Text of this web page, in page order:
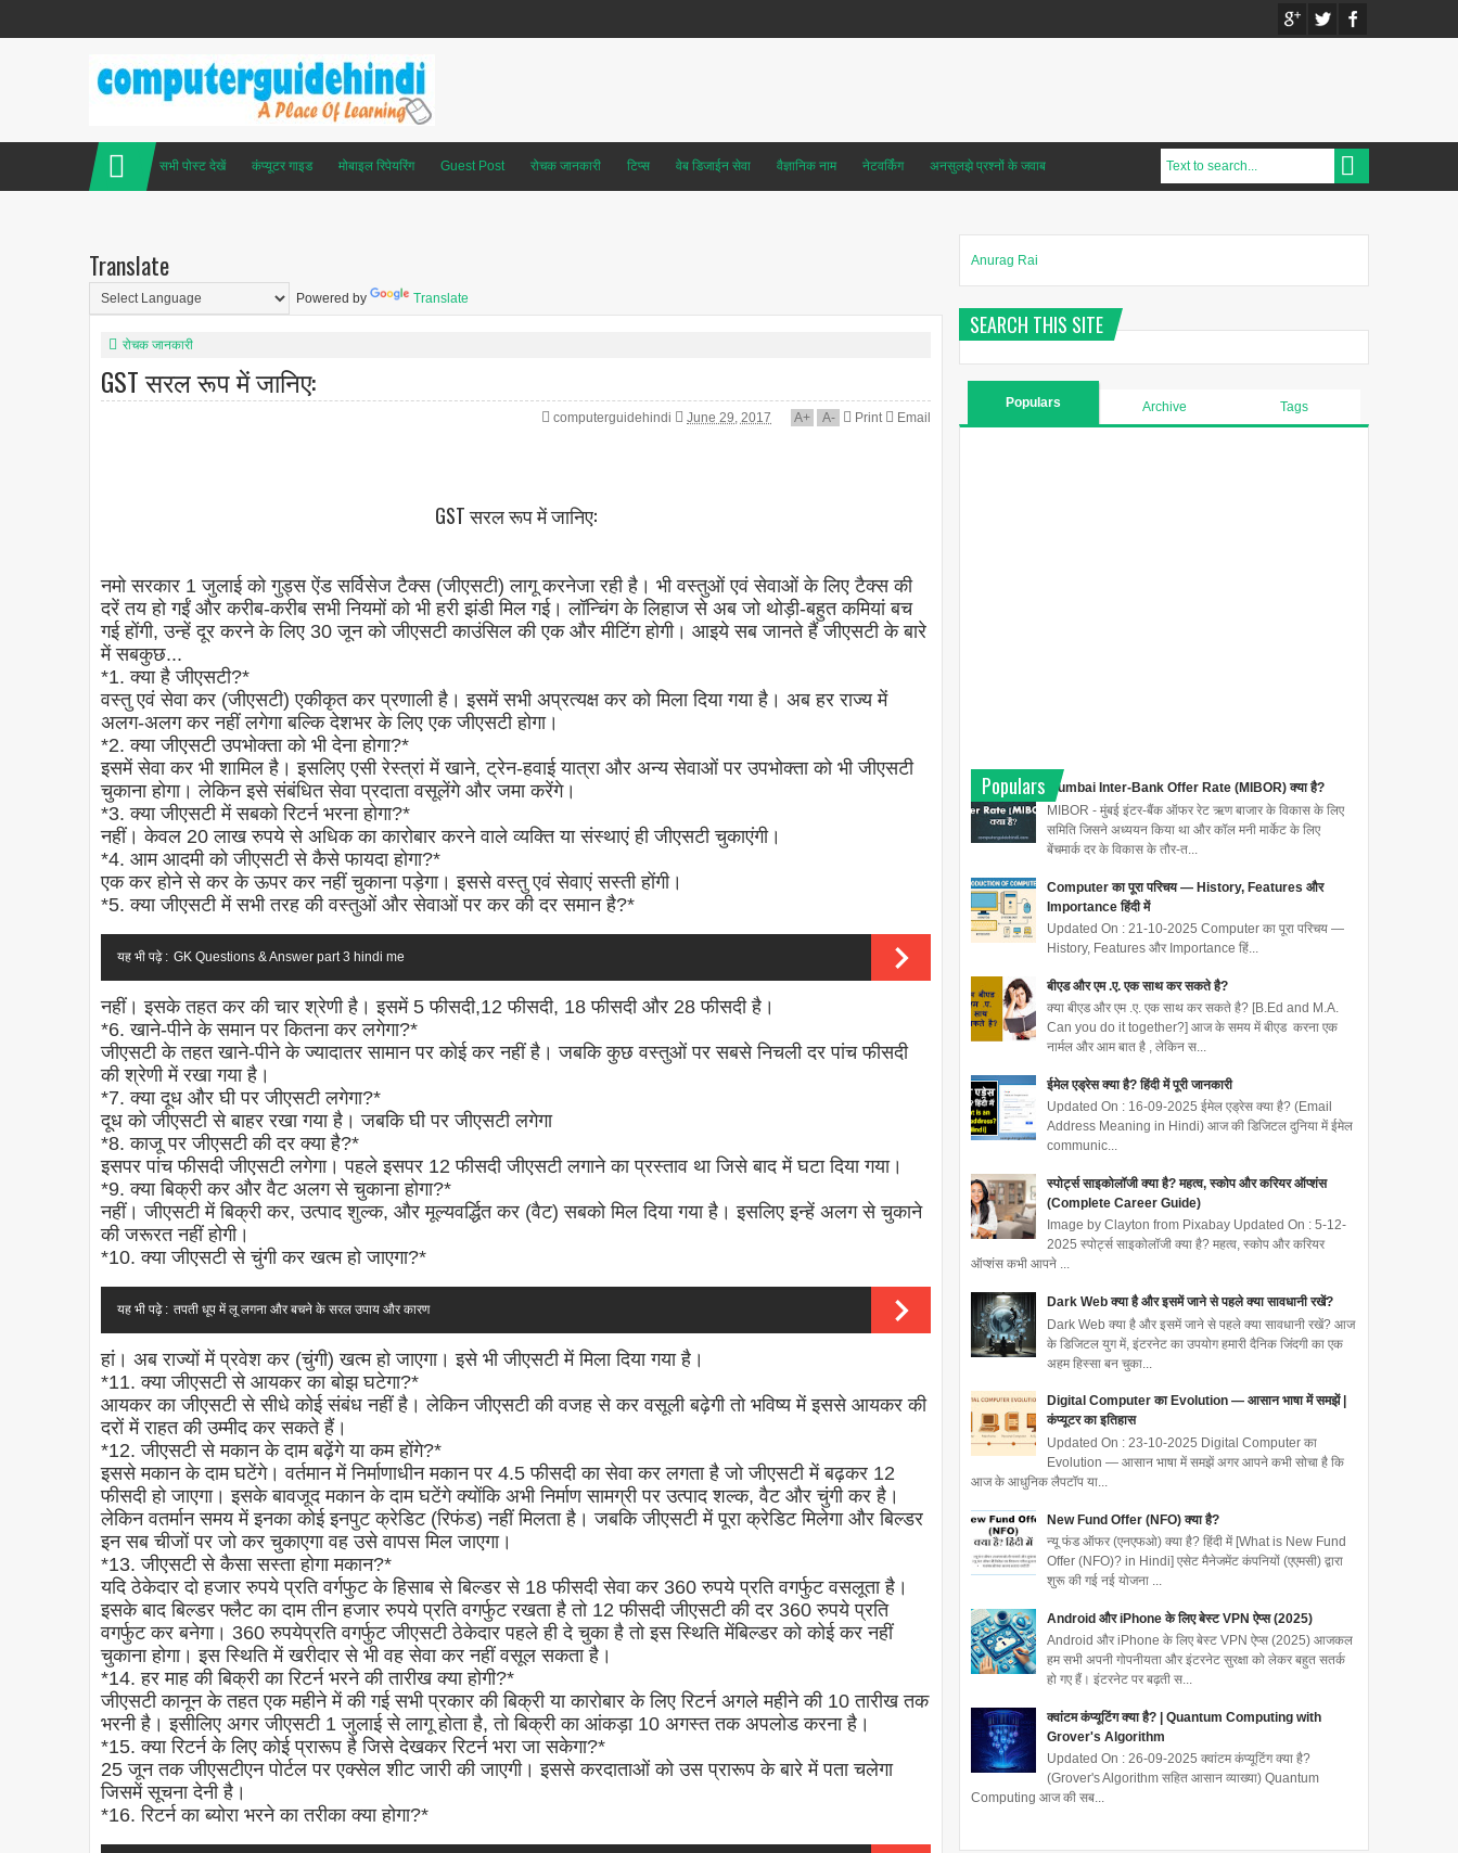
सभी पोस्ट देखें कंप्यूटर गाइड मोबाइल रिपेयरिंग Guest Post रोचक जानकारी टिप्स वेब डिजाईन सेवा वैज्ञानिक नाम नेटवर्किंग अनसुलझे प्रश्नों के जवाब
Translate
Powered by Translate
रोचक जानकारी
GST सरल रूप में जानिए:
computerguidehindi June 29, 2017 A+ A- Print Email
GST सरल रूप में जानिए:
नमो सरकार 1 जुलाई को गुड्स ऐंड सर्विसेज टैक्स (जीएसटी) लागू करनेजा रही है। भी वस्तुओं एवं सेवाओं के लिए टैक्स की
दरें तय हो गईं और करीब-करीब सभी नियमों को भी हरी झंडी मिल गई। लॉन्चिंग के लिहाज से अब जो थोड़ी-बहुत कमियां बच
गई होंगी, उन्हें दूर करने के लिए 30 जून को जीएसटी काउंसिल की एक और मीटिंग होगी। आइये सब जानते हैं जीएसटी के बारे
में सबकुछ...
*1. क्या है जीएसटी?*
वस्तु एवं सेवा कर (जीएसटी) एकीकृत कर प्रणाली है। इसमें सभी अप्रत्यक्ष कर को मिला दिया गया है। अब हर राज्य में
अलग-अलग कर नहीं लगेगा बल्कि देशभर के लिए एक जीएसटी होगा।
*2. क्या जीएसटी उपभोक्ता को भी देना होगा?*
इसमें सेवा कर भी शामिल है। इसलिए एसी रेस्त्रां में खाने, ट्रेन-हवाई यात्रा और अन्य सेवाओं पर उपभोक्ता को भी जीएसटी
चुकाना होगा। लेकिन इसे संबंधित सेवा प्रदाता वसूलेंगे और जमा करेंगे।
*3. क्या जीएसटी में सबको रिटर्न भरना होगा?*
नहीं। केवल 20 लाख रुपये से अधिक का कारोबार करने वाले व्यक्ति या संस्थाएं ही जीएसटी चुकाएंगी।
*4. आम आदमी को जीएसटी से कैसे फायदा होगा?*
एक कर होने से कर के ऊपर कर नहीं चुकाना पड़ेगा। इससे वस्तु एवं सेवाएं सस्ती होंगी।
*5. क्या जीएसटी में सभी तरह की वस्तुओं और सेवाओं पर कर की दर समान है?*
यह भी पढ़े : GK Questions & Answer part 3 hindi me
नहीं। इसके तहत कर की चार श्रेणी है। इसमें 5 फीसदी,12 फीसदी, 18 फीसदी और 28 फीसदी है।
*6. खाने-पीने के समान पर कितना कर लगेगा?*
जीएसटी के तहत खाने-पीने के ज्यादातर सामान पर कोई कर नहीं है। जबकि कुछ वस्तुओं पर सबसे निचली दर पांच फीसदी
की श्रेणी में रखा गया है।
*7. क्या दूध और घी पर जीएसटी लगेगा?*
दूध को जीएसटी से बाहर रखा गया है। जबकि घी पर जीएसटी लगेगा
*8. काजू पर जीएसटी की दर क्या है?*
इसपर पांच फीसदी जीएसटी लगेगा। पहले इसपर 12 फीसदी जीएसटी लगाने का प्रस्ताव था जिसे बाद में घटा दिया गया।
*9. क्या बिक्री कर और वैट अलग से चुकाना होगा?*
नहीं। जीएसटी में बिक्री कर, उत्पाद शुल्क, और मूल्यवर्द्धित कर (वैट) सबको मिल दिया गया है। इसलिए इन्हें अलग से चुकाने
की जरूरत नहीं होगी।
*10. क्या जीएसटी से चुंगी कर खत्म हो जाएगा?*
यह भी पढ़े : तपती धूप में लू लगना और बचने के सरल उपाय और कारण
हां। अब राज्यों में प्रवेश कर (चुंगी) खत्म हो जाएगा। इसे भी जीएसटी में मिला दिया गया है।
*11. क्या जीएसटी से आयकर का बोझ घटेगा?*
आयकर का जीएसटी से सीधे कोई संबंध नहीं है। लेकिन जीएसटी की वजह से कर वसूली बढ़ेगी तो भविष्य में इससे आयकर की
दरों में राहत की उम्मीद कर सकते हैं।
*12. जीएसटी से मकान के दाम बढ़ेंगे या कम होंगे?*
इससे मकान के दाम घटेंगे। वर्तमान में निर्माणाधीन मकान पर 4.5 फीसदी का सेवा कर लगता है जो जीएसटी में बढ़कर 12
फीसदी हो जाएगा। इसके बावजूद मकान के दाम घटेंगे क्योंकि अभी निर्माण सामग्री पर उत्पाद शल्क, वैट और चुंगी कर है।
लेकिन वतर्मान समय में इनका कोई इनपुट क्रेडिट (रिफंड) नहीं मिलता है। जबकि जीएसटी में पूरा क्रेडिट मिलेगा और बिल्डर
इन सब चीजों पर जो कर चुकाएगा वह उसे वापस मिल जाएगा।
*13. जीएसटी से कैसा सस्ता होगा मकान?*
यदि ठेकेदार दो हजार रुपये प्रति वर्गफुट के हिसाब से बिल्डर से 18 फीसदी सेवा कर 360 रुपये प्रति वगर्फुट वसलूता है।
इसके बाद बिल्डर फ्लैट का दाम तीन हजार रुपये प्रति वगर्फुट रखता है तो 12 फीसदी जीएसटी की दर 360 रुपये प्रति
वगर्फुट कर बनेगा। 360 रुपयेप्रति वगर्फुट जीएसटी ठेकेदार पहले ही दे चुका है तो इस स्थिति मेंबिल्डर को कोई कर नहीं
चुकाना होगा। इस स्थिति में खरीदार से भी वह सेवा कर नहीं वसूल सकता है।
*14. हर माह की बिक्री का रिटर्न भरने की तारीख क्या होगी?*
जीएसटी कानून के तहत एक महीने में की गई सभी प्रकार की बिक्री या कारोबार के लिए रिटर्न अगले महीने की 10 तारीख तक
भरनी है। इसीलिए अगर जीएसटी 1 जुलाई से लागू होता है, तो बिक्री का आंकड़ा 10 अगस्त तक अपलोड करना है।
*15. क्या रिटर्न के लिए कोई प्रारूप है जिसे देखकर रिटर्न भरा जा सकेगा?*
25 जून तक जीएसटीएन पोर्टल पर एक्सेल शीट जारी की जाएगी। इससे करदाताओं को उस प्रारूप के बारे में पता चलेगा
जिसमें सूचना देनी है।
*16. रिटर्न का ब्योरा भरने का तरीका क्या होगा?*
Anurag Rai
SEARCH THIS SITE
Populars Archive Tags
Populars
Mumbai Inter-Bank Offer Rate (MIBOR) क्या है?
MIBOR - मुंबई इंटर-बैंक ऑफर रेट ऋण बाजार के विकास के लिए
समिति जिसने अध्ययन किया था और कॉल मनी मार्केट के लिए
बेंचमार्क दर के विकास के तौर-त...
Computer का पूरा परिचय — History, Features और
Importance हिंदी में
Updated On : 21-10-2025 Computer का पूरा परिचय —
History, Features और Importance हिं...
बीएड और एम .ए. एक साथ कर सकते है?
क्या बीएड और एम .ए. एक साथ कर सकते है? [B.Ed and M.A.
Can you do it together?] आज के समय में बीएड करना एक
नार्मल और आम बात है , लेकिन स...
ईमेल एड्रेस क्या है? हिंदी में पूरी जानकारी
Updated On : 16-09-2025 ईमेल एड्रेस क्या है? (Email
Address Meaning in Hindi) आज की डिजिटल दुनिया में ईमेल
communic...
स्पोर्ट्स साइकोलॉजी क्या है? महत्व, स्कोप और करियर ऑप्शंस
(Complete Career Guide)
Image by Clayton from Pixabay Updated On : 5-12-
2025 स्पोर्ट्स साइकोलॉजी क्या है? महत्व, स्कोप और करियर
ऑप्शंस कभी आपने ...
Dark Web क्या है और इसमें जाने से पहले क्या सावधानी रखें?
Dark Web क्या है और इसमें जाने से पहले क्या सावधानी रखें? आज
के डिजिटल युग में, इंटरनेट का उपयोग हमारी दैनिक जिंदगी का एक
अहम हिस्सा बन चुका...
Digital Computer का Evolution — आसान भाषा में समझें |
कंप्यूटर का इतिहास
Updated On : 23-10-2025 Digital Computer का
Evolution — आसान भाषा में समझें अगर आपने कभी सोचा है कि
आज के आधुनिक लैपटॉप या...
New Fund Offer (NFO) क्या है?
न्यू फंड ऑफर (एनएफओ) क्या है? हिंदी में [What is New Fund
Offer (NFO)? in Hindi] एसेट मैनेजमेंट कंपनियों (एएमसी) द्वारा
शुरू की गई नई योजना ...
Android और iPhone के लिए बेस्ट VPN ऐप्स (2025)
Android और iPhone के लिए बेस्ट VPN ऐप्स (2025) आजकल
हम सभी अपनी गोपनीयता और इंटरनेट सुरक्षा को लेकर बहुत सतर्क
हो गए हैं। इंटरनेट पर बढ़ती स...
क्वांटम कंप्यूटिंग क्या है? | Quantum Computing with
Grover's Algorithm
Updated On : 26-09-2025 क्वांटम कंप्यूटिंग क्या है?
(Grover's Algorithm सहित आसान व्याख्या) Quantum
Computing आज की सब...